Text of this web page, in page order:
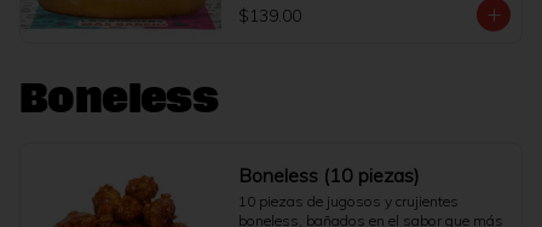
$139.00
Boneless
Boneless (10 piezas)
10 piezas de jugosos y crujientes
boneless, bañados en el sabor que más